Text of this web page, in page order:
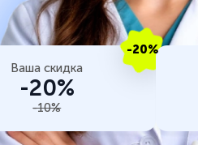
-20%
Ваша скидка
-20%
-10%